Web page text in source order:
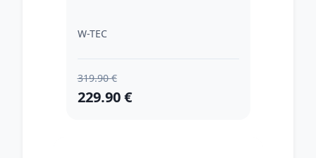
W-TEC
319.90 €
229.90 €